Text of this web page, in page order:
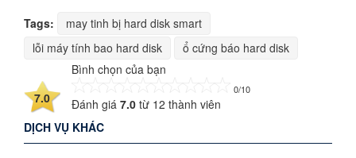
Tags:
may tinh bị hard disk smart
lỗi máy tính bao hard disk
ổ cứng báo hard disk
7.0
Bình chọn của bạn
0/10
Đánh giá 7.0 từ 12 thành viên
DỊCH VỤ KHÁC